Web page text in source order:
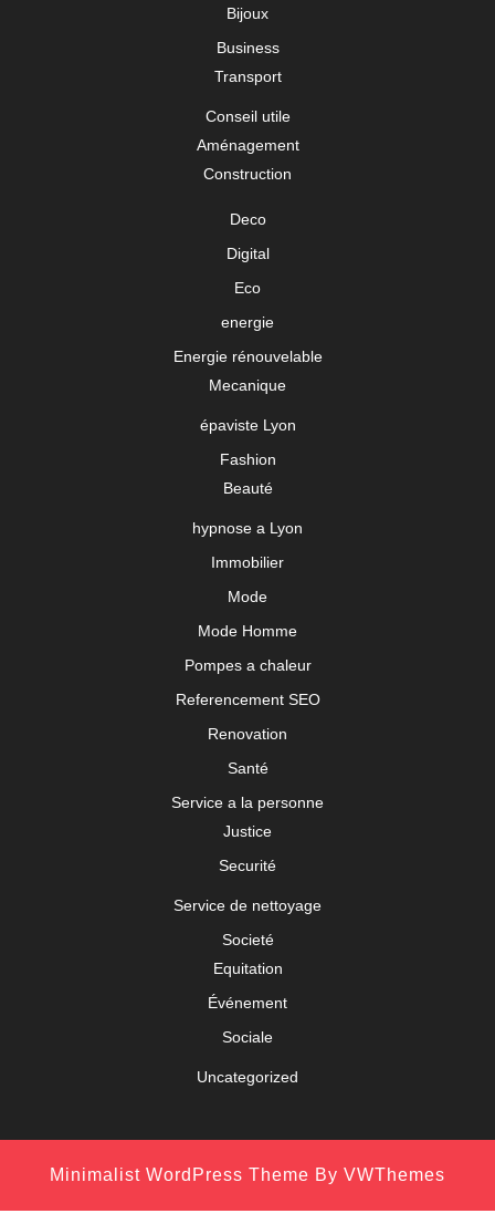
Bijoux
Business
Transport
Conseil utile
Aménagement
Construction
Deco
Digital
Eco
energie
Energie rénouvelable
Mecanique
épaviste Lyon
Fashion
Beauté
hypnose a Lyon
Immobilier
Mode
Mode Homme
Pompes a chaleur
Referencement SEO
Renovation
Santé
Service a la personne
Justice
Securité
Service de nettoyage
Societé
Equitation
Événement
Sociale
Uncategorized
Minimalist WordPress Theme By VWThemes